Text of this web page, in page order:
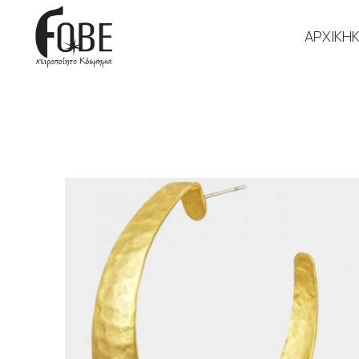
ΑΡΧΙΚΗ